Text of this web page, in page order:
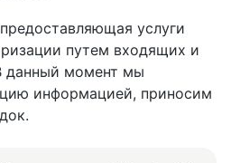
услуги
путем входящих и
данный момент мы
информацией, приносим